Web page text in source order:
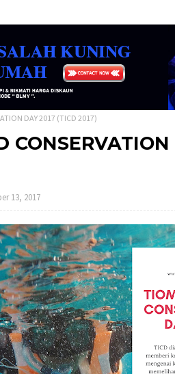
DAY 2017 (TICD 2017)
13, 2017